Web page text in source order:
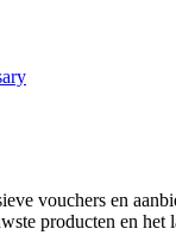
vouchers en
producten en het